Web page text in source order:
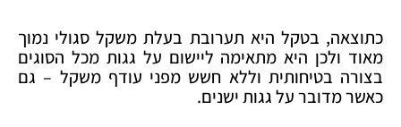
כתוצאה, בטקל היא תערובת בעלת משקל סגולי נמוך
מאוד ולכן היא מתאימה ליישום על גגות מכל הסוגים
בצורה בטיחותית וללא חשש מפני עודף משקל – גם
כאשר מדובר על גגות ישנים.